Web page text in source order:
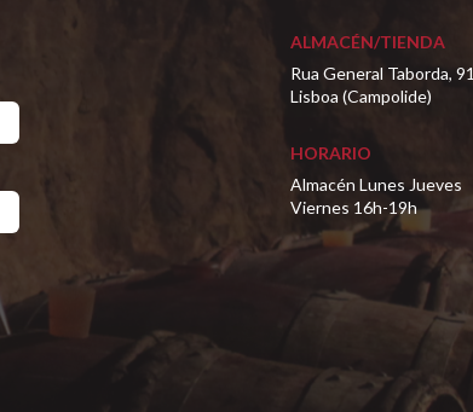
ALMACÉN/TIENDA
Rua General Taborda, 91
Lisboa (Campolide)
HORARIO
Almacén Lunes Jueves
Viernes 16h-19h